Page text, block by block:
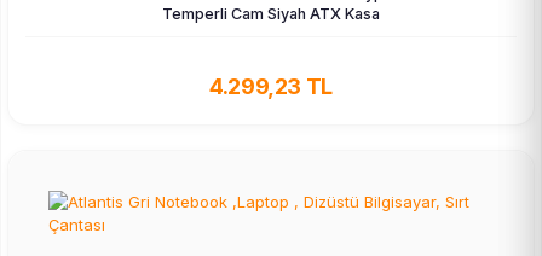
Temperli Cam Siyah ATX Kasa
4.299,23 TL